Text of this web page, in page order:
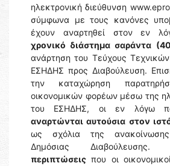
ηλεκτρονική διεύθυνση
σύμφωνα με τους κανόνες
έχουν αναρτηθεί στον εν
χρονικό διάστημα σαράντα
ανάρτηση του Τεύχους
ΕΣΗΔΗΣ προς Διαβούλευση.
την καταχώρηση
οικονομικών φορέων μέσω της
του ΕΣΗΔΗΣ, οι εν λόγω
αναρτώνται αυτούσια στον
ως σχόλια της ανακοίνωσης
Δημόσιας Διαβούλευσης.
περιπτώσεις που οι